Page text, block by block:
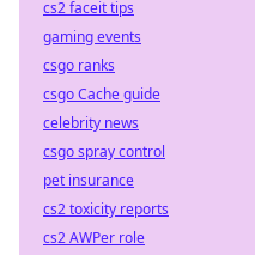
cs2 faceit tips
gaming events
csgo ranks
csgo Cache guide
celebrity news
csgo spray control
pet insurance
cs2 toxicity reports
cs2 AWPer role